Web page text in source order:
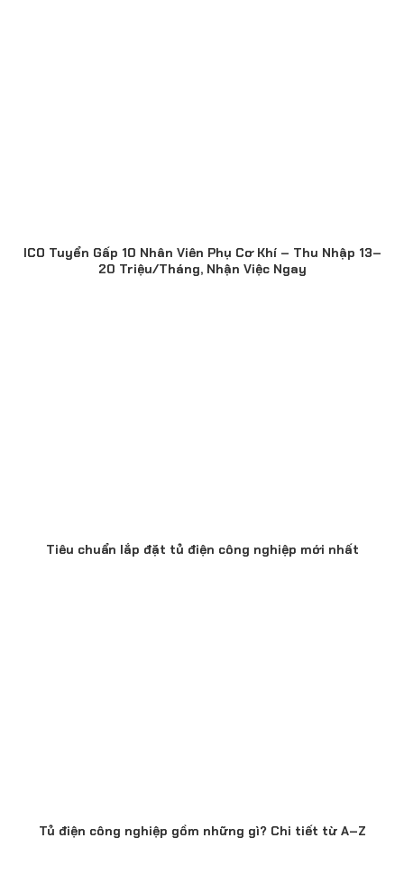
ICO Tuyển Gấp 10 Nhân Viên Phụ Cơ Khí – Thu Nhập 13–
20 Triệu/Tháng, Nhận Việc Ngay
Tiêu chuẩn lắp đặt tủ điện công nghiệp mới nhất
Tủ điện công nghiệp gồm những gì? Chi tiết từ A–Z